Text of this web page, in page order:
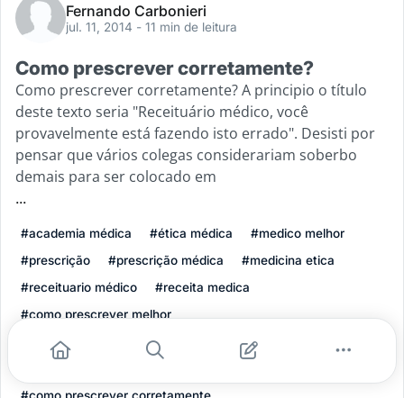
Fernando Carbonieri
jul. 11, 2014 - 11 min de leitura
Como prescrever corretamente?
Como prescrever corretamente? A principio o título
deste texto seria "Receituário médico, você
provavelmente está fazendo isto errado". Desisti por
pensar que vários colegas considerariam soberbo
demais para ser colocado em
...
#academia médica #ética médica
#medico melhor
#prescrição
#prescrição médica
#medicina etica
#receituario médico
#receita medica
#como prescrever melhor
#como fazer um receituário médico corretamente
#como prescrever corretamente